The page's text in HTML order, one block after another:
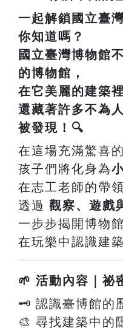
一起解鎖國立臺
你知道嗎？
國立臺灣博物館
的博物館，
在它美麗的建築裡
還藏著許多不為
被發現！🔍
在這場充滿驚喜
孩子們將化身為
在志工老師的帶領
透過 觀察、遊戲
一步步揭開博物
在玩樂中認識建
🌱 活動內容｜祕
🗝️ 認識臺博館的
🎨 尋找建築中的